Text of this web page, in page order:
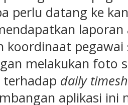
perlu datang ke
laporan
koordinaat
melakukan foto
terhadap daily
aplikasi